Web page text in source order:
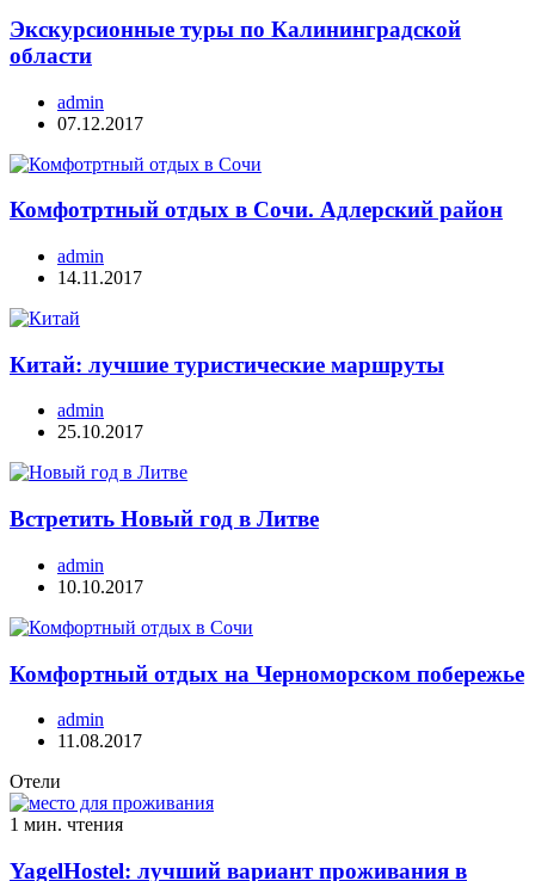
Экскурсионные туры по Калининградской
области
admin
07.12.2017
Комфотртный отдых в Сочи. Адлерский район
admin
14.11.2017
Китай: лучшие туристические маршруты
admin
25.10.2017
Встретить Новый год в Литве
admin
10.10.2017
Комфортный отдых на Черноморском побережье
admin
11.08.2017
Отели
1 мин. чтения
YagelHostel: лучший вариант проживания в